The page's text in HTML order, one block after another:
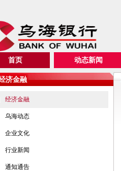
首页 动态新闻
济金融
经济金融
乌海动态
企业文化
行业新闻
通知通告